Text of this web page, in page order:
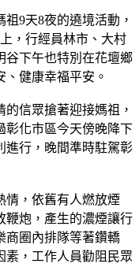
祖9天8夜的遶境活動，
，行經員林市、大村
谷下午也特別在花壇鄉
健康幸福平安。
信眾搶著迎接媽祖，
彰化市區今天傍晚降下
進行，晚間準時駐駕彰
情，依舊有人燃放煙
鞭炮，產生的濃煙讓行
商圈內排隊等著鑽轎
素，工作人員勸阻民眾